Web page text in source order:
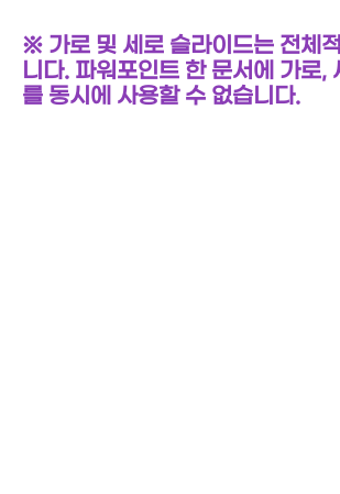
※ 가로 및 세로 슬라이드는 전체
니다. 파워포인트 한 문서에 가로,
를 동시에 사용할 수 없습니다.